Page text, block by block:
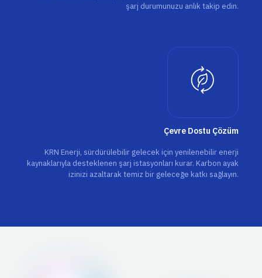
şarj durumunuzu anlık takip edin.
Çevre Dostu Çözüm
KRN Enerji, sürdürülebilir gelecek için yenilenebilir enerji
kaynaklarıyla desteklenen şarj istasyonları kurar. Karbon ayak
izinizi azaltarak temiz bir geleceğe katkı sağlayın.